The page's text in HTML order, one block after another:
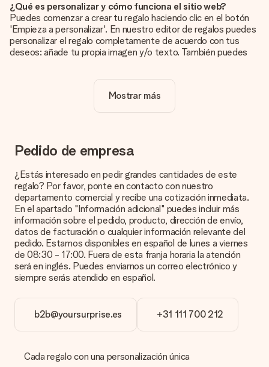
¿Qué es personalizar y cómo funciona el sitio web?
Puedes comenzar a crear tu regalo haciendo clic en el botón
'Empieza a personalizar'. En nuestro editor de regalos puedes
personalizar el regalo completamente de acuerdo con tus
deseos: añade tu propia imagen y/o texto. También puedes
¿La personalización está incluida en el precio?
El precio que se muestra en el sitio web incluye la
¿Cómo puedo saber si mi imagen tiene la calidad
adecuada?
satisfecho con tu regalo. Por eso es importante utilizar fotos
de alta calidad. Si no estás seguro de la calidad de la imagen,
ponte en contacto con nuestro equipo de atención al cliente e
incluye la foto junto con el regalo que te interesa encargar.
Ellos podrán comprobar la calidad por ti.
¿Qué formatos puedo cargar?
Puedes carga archivos JPG y PNG en nuestro editor. ¿Es
esto demasiado técnico o tienes una imagen de un formato
diferente que te gustaría usar? Ponte en contacto con
encantados de ayudarte para que puedas crear el regalo que
deseas!
disponible?
¿Estás buscando un regalo específico o un regalo en un color
Mostrar más
Pedido de empresa
¿Estás interesado en pedir grandes cantidades de este
regalo? Por favor, ponte en contacto con nuestro
departamento comercial y recibe una cotización inmediata.
En el apartado "Información adicional" puedes incluir más
información sobre el pedido, producto, dirección de envío,
datos de facturación o cualquier información relevante del
pedido. Estamos disponibles en español de lunes a viernes
de 08:30 - 17:00. Fuera de esta franja horaria la atención
será en inglés. Puedes enviarnos un correo electrónico y
siempre serás atendido en español.
b2b@yoursurprise.es +31 111 700 212
Cada regalo con una personalización única